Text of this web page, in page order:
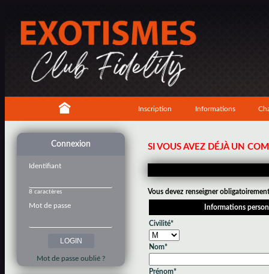
Inscription Informations
Connexion
Identifiant
8 caractères
Mot de passe
Mot de passe oublié ?
SI VOUS AVEZ DÉJÀ UN
Vous devez renseigner
Informations
Civilité*
Nom*
Prénom*